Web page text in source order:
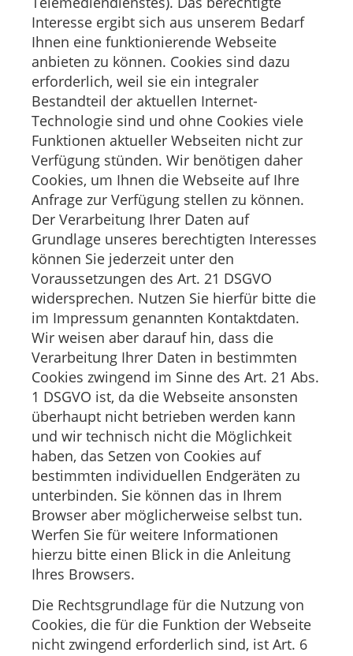
Interesse ergibt sich aus unserem Bedarf
Ihnen eine funktionierende Webseite
anbieten zu können. Cookies sind dazu
erforderlich, weil sie ein integraler
Bestandteil der aktuellen Internet-
Technologie sind und ohne Cookies viele
Funktionen aktueller Webseiten nicht zur
Verfügung stünden. Wir benötigen daher
Cookies, um Ihnen die Webseite auf Ihre
Anfrage zur Verfügung stellen zu können.
Der Verarbeitung Ihrer Daten auf
Grundlage unseres berechtigten Interesses
können Sie jederzeit unter den
Voraussetzungen des Art. 21 DSGVO
widersprechen. Nutzen Sie hierfür bitte die
im Impressum genannten Kontaktdaten.
Wir weisen aber darauf hin, dass die
Verarbeitung Ihrer Daten in bestimmten
Cookies zwingend im Sinne des Art. 21 Abs.
1 DSGVO ist, da die Webseite ansonsten
überhaupt nicht betrieben werden kann
und wir technisch nicht die Möglichkeit
haben, das Setzen von Cookies auf
bestimmten individuellen Endgeräten zu
unterbinden. Sie können das in Ihrem
Browser aber möglicherweise selbst tun.
Werfen Sie für weitere Informationen
hierzu bitte einen Blick in die Anleitung
Ihres Browsers.
Die Rechtsgrundlage für die Nutzung von
Cookies, die für die Funktion der Webseite
nicht zwingend erforderlich sind, ist Art. 6